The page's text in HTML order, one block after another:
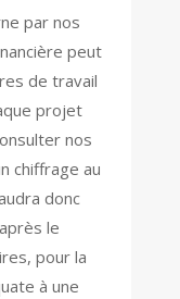
par nos
peut
de travail
projet
nos
chiffrage au
donc
le
pour la
à une